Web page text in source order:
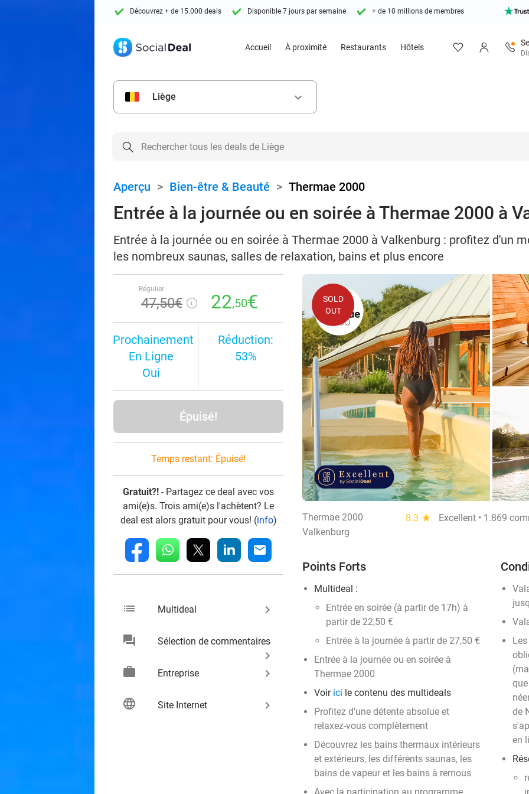
Découvrez + de 15.000 deals Disponible 7 jours par semaine + de 10 millions de membres
Accueil À proximité Restaurants Hôtels
Liège keyboard_arrow_down
Aperçu > Bien-être & Beauté > Thermae 2000
Entrée à la journée ou en soirée à Thermae 2000 à
Entrée à la journée ou en soirée à Thermae 2000 à Valkenburg : profitez d'un
les nombreux saunas, salles de relaxation, bains et plus encore
Régulier
47,50€ 22,50€
Prochainement
En Ligne
Oui
Réduction:
53%
Épuisé!
Temps restant: Épuisé!
Gratuit?! - Partagez ce deal avec vos
ami(e)s. Trois ami(e)s l'achètent? Le
deal est alors gratuit pour vous! (info)
fb whatsapp linkedin mail
list Multideal keyboard_arrow_right
chat Sélection de commentaires
keyboard_arrow_right
work
Entreprise keyboard_arrow_right
language Site Internet keyboard_arrow_right
SOLD
OUT
Thermae 2000 8.3 star
Excellent • 1.869
Valkenburg
Points Forts
Multideal :
Entrée en soirée (à partir de 17h) à
partir de 22,50 €
Entrée à la journée à partir de 27,50 €
Entrée à la journée ou en soirée à
Thermae 2000
Voir ici le contenu des multideals
Profitez d'une détente absolue et
relaxez-vous complètement
Découvrez les bains thermaux intérieurs
et extérieurs, les différents saunas, les
bains de vapeur et les bains à remous
de
en